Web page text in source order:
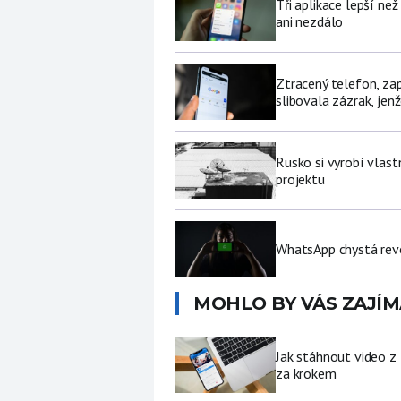
Tři aplikace lepší
ani nezdálo
Ztracený telefon,
slibovala zázrak,
Rusko si vyrobí
projektu
WhatsApp chystá
MOHLO BY VÁS
Jak stáhnout video
za krokem